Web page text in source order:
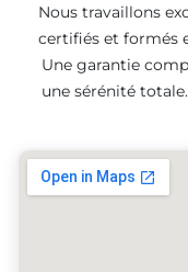
Nous travaillons
certifiés et formés
Une garantie
une sérénité totale.